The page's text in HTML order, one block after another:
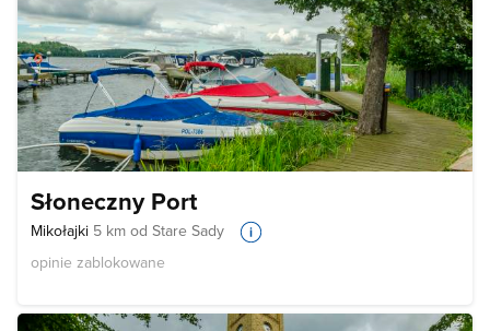
Słoneczny Port
Mikołajki 5 km od Stare Sady
opinie zablokowane